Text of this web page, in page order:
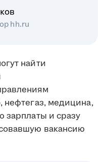
hh.ru
найти
нефтегаз, медицина,
зарплаты и сразу
вакансию